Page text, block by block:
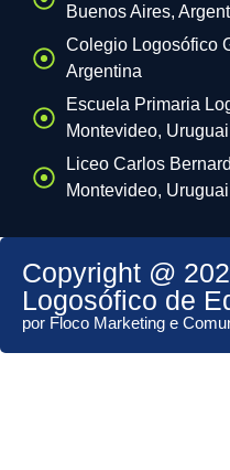
Buenos Aires,
Colegio Logosófico
Argentina
Escuela Primaria
Montevideo, Uruguai
Liceo Carlos
Montevideo, Uruguai
Copyright @
Logosófico de
por Floco Marketing e